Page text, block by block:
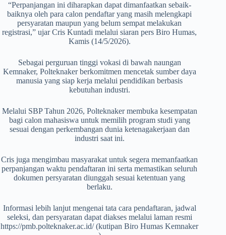
“Perpanjangan ini diharapkan dapat dimanfaatkan sebaik-
baiknya oleh para calon pendaftar yang masih melengkapi
persyaratan maupun yang belum sempat melakukan
registrasi,” ujar Cris Kuntadi melalui siaran pers Biro Humas,
Kamis (14/5/2026).
Sebagai perguruan tinggi vokasi di bawah naungan
Kemnaker, Polteknaker berkomitmen mencetak sumber daya
manusia yang siap kerja melalui pendidikan berbasis
kebutuhan industri.
Melalui SBP Tahun 2026, Polteknaker membuka kesempatan
bagi calon mahasiswa untuk memilih program studi yang
sesuai dengan perkembangan dunia ketenagakerjaan dan
industri saat ini.
Cris juga mengimbau masyarakat untuk segera memanfaatkan
perpanjangan waktu pendaftaran ini serta memastikan seluruh
dokumen persyaratan diunggah sesuai ketentuan yang
berlaku.
Informasi lebih lanjut mengenai tata cara pendaftaran, jadwal
seleksi, dan persyaratan dapat diakses melalui laman resmi
https://pmb.polteknaker.ac.id/ (kutipan Biro Humas Kemnaker